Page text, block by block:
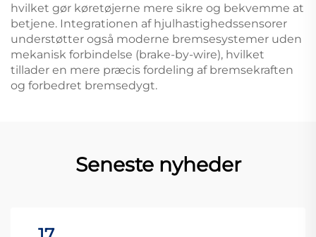
hvilket gør køretøjerne mere sikre og bekvemme at
betjene. Integrationen af hjulhastighedssensorer
understøtter også moderne bremsesystemer uden
mekanisk forbindelse (brake-by-wire), hvilket
tillader en mere præcis fordeling af bremsekraften
og forbedret bremsedygt.
Seneste nyheder